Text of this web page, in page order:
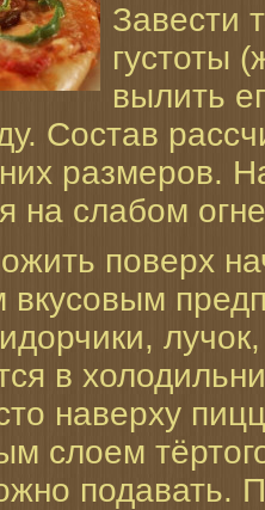
Завести
густоты
вылить
Состав
размеров.
на слабом
поверх
лучок,
в
наверху
слоем
подавать.